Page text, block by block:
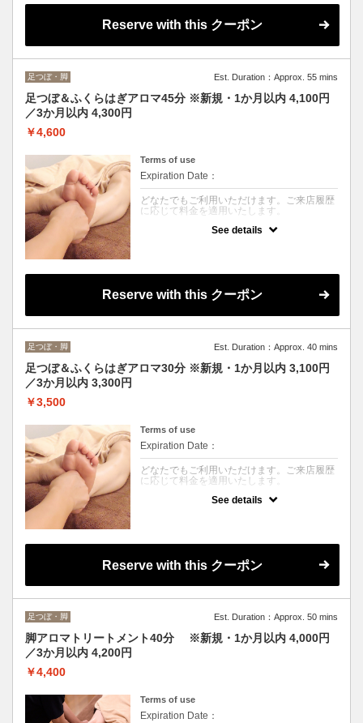
お好みのアロマオイルを使用し、オールハン
ドで全身をゆったりトリートメント。
全身をケアしながら、お疲れの箇所を重点的
ほぐし、心身の緊張をゆるめて深い癒しへ導
く90分コースです。
Reserve with this クーポン
足つぼ・脚 Est. Duration：Approx. 55 mins
足つぼ＆ふくらはぎアロマ45分 ※新規・1か月以内 4,100円
／3か月以内 4,300円
￥4,600
Terms of use
Expiration Date：
どなたでもご利用いただけます。ご来店履歴
に応じて料金を適用いたします。
血行やリンパの流れを促し、冷えやむくみ、
身の巡りを整え、軽やかな身体へ導きます。
See details
Reserve with this クーポン
足つぼ・脚 Est. Duration：Approx. 40 mins
足つぼ＆ふくらはぎアロマ30分 ※新規・1か月以内 3,100円
／3か月以内 3,300円
￥3,500
Terms of use
Expiration Date：
どなたでもご利用いただけます。ご来店履歴
に応じて料金を適用いたします。
血行やリンパの流れを促し、冷えやむくみ、
身の巡りを整え、軽やかな身体へ導きます。
See details
Reserve with this クーポン
足つぼ・脚 Est. Duration：Approx. 50 mins
脚アロマトリートメント40分 ※新規・1か月以内 4,000円
／3か月以内 4,200円
￥4,400
Terms of use
Expiration Date：